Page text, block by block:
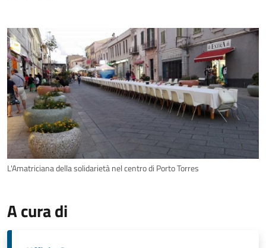
L'Amatriciana della solidarietà nel centro di Porto Torres
A cura di